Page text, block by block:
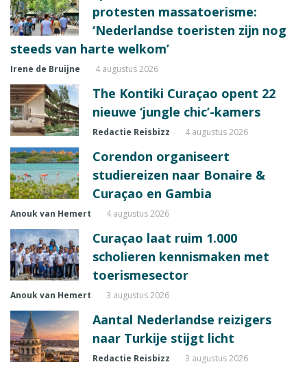
protesten massatoerisme:
‘Nederlandse toeristen zijn nog
steeds van harte welkom’
Irene de Bruijne 4 augustus 2026
The Kontiki Curaçao opent 22
nieuwe ‘jungle chic’-kamers
Redactie Reisbizz 4 augustus 2026
Corendon organiseert
studiereizen naar Bonaire &
Curaçao en Gambia
Anouk van Hemert 4 augustus 2026
Curaçao laat ruim 1.000
scholieren kennismaken met
toerismesector
Anouk van Hemert 3 augustus 2026
Aantal Nederlandse reizigers
naar Turkije stijgt licht
Redactie Reisbizz 3 augustus 2026